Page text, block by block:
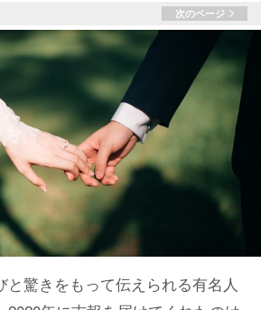
次のページ
驚きをもって伝えられる有名人